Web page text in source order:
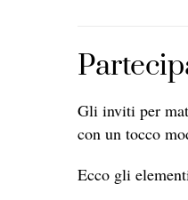
Gli inviti per
con un tocco
Ecco gli